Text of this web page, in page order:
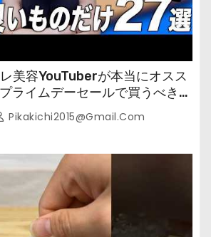
美容YouTuberが本当にオスス
ライムデーセールで買うべきも
Pikakichi2015@gmail.com